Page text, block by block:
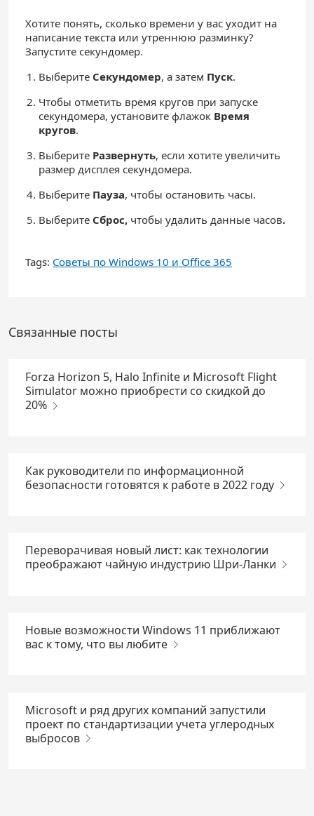
Хотите понять, сколько времени у вас уходит на
написание текста или утреннюю разминку?
Запустите секундомер.
Выберите Секундомер, а затем Пуск.
Чтобы отметить время кругов при запуске
секундомера, установите флажок Время
кругов.
Выберите Развернуть, если хотите увеличить
размер дисплея секундомера.
Выберите Пауза, чтобы остановить часы.
Выберите Сброс, чтобы удалить данные часов.
Tags: Советы по Windows 10 и Office 365
Связанные посты
Forza Horizon 5, Halo Infinite и Microsoft Flight
Simulator можно приобрести со скидкой до
20%
Как руководители по информационной
безопасности готовятся к работе в 2022 году
Переворачивая новый лист: как технологии
преображают чайную индустрию Шри-Ланки
Новые возможности Windows 11 приближают
вас к тому, что вы любите
Microsoft и ряд других компаний запустили
проект по стандартизации учета углеродных
выбросов